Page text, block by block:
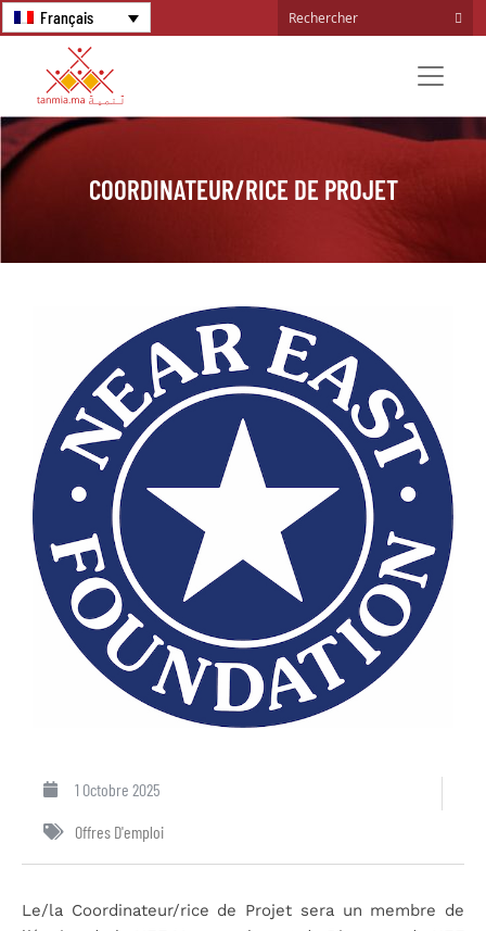
Français
COORDINATEUR/RICE DE PROJET
1 Octobre 2025
Offres D'emploi
Le/la Coordinateur/rice de Projet sera un membre de